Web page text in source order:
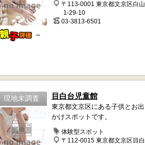
－
〒113-0001 東京都文京区白山
1-29-10
03-3813-6501
現地未調査 目白台児童館
東京都文京区にある子供とお出
かけスポットです。
体験型スポット
〒112-0015 東京都文京区目白